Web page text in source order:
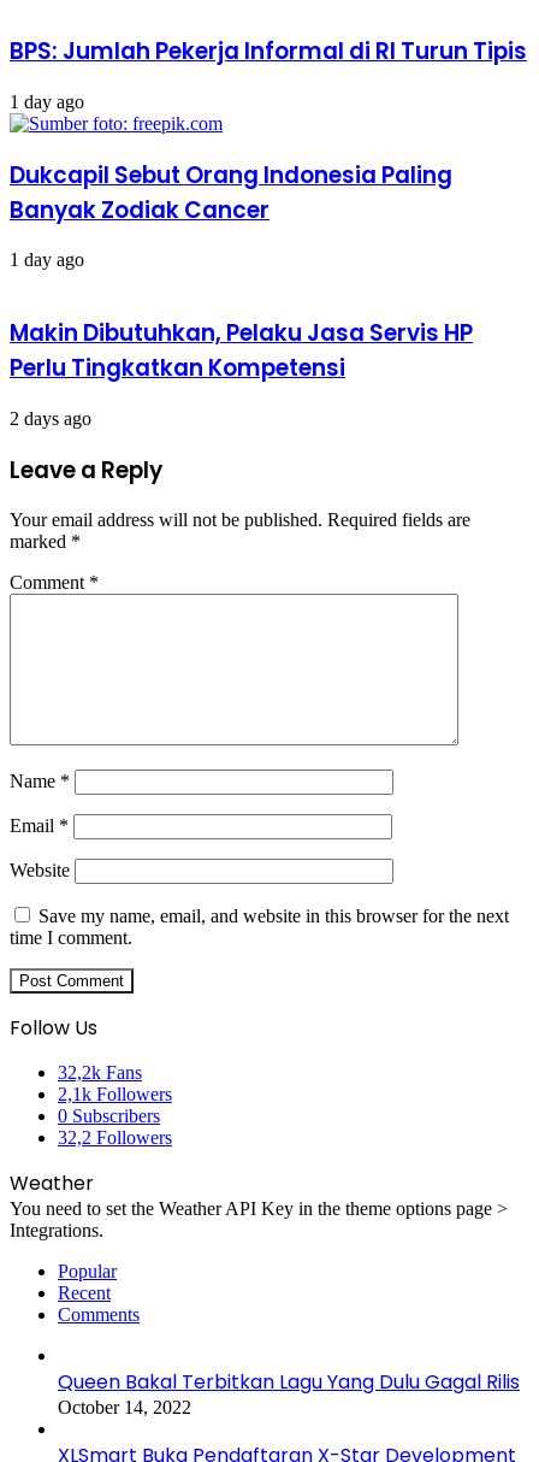
BPS: Jumlah Pekerja Informal di RI Turun Tipis
1 day ago
Dukcapil Sebut Orang Indonesia Paling
Banyak Zodiak Cancer
1 day ago
Makin Dibutuhkan, Pelaku Jasa Servis HP
Perlu Tingkatkan Kompetensi
2 days ago
Leave a Reply
Your email address will not be published. Required fields are
marked *
Comment *
Name *
Email *
Website
Save my name, email, and website in this browser for the next
time I comment.
Follow Us
32,2k Fans
2,1k Followers
0 Subscribers
32,2 Followers
Weather
You need to set the Weather API Key in the theme options page >
Integrations.
Popular
Recent
Comments
Queen Bakal Terbitkan Lagu Yang Dulu Gagal Rilis
October 14, 2022
XLSmart Buka Pendaftaran X-Star Development